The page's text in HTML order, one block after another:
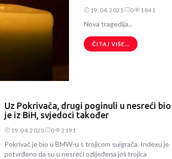
19.04.2025 0 1841
Nova tragedija...
ČITAJ VIŠE...
Uz Pokrivača, drugi poginuli u nesreći bio
je iz BiH, svjedoci također
19.04.2025 0 2191
Pokrivač je bio u BMW-u s trojicom suigrača. Indexu je
potvrđeno da su u nesreći ozlijeđena još trojica